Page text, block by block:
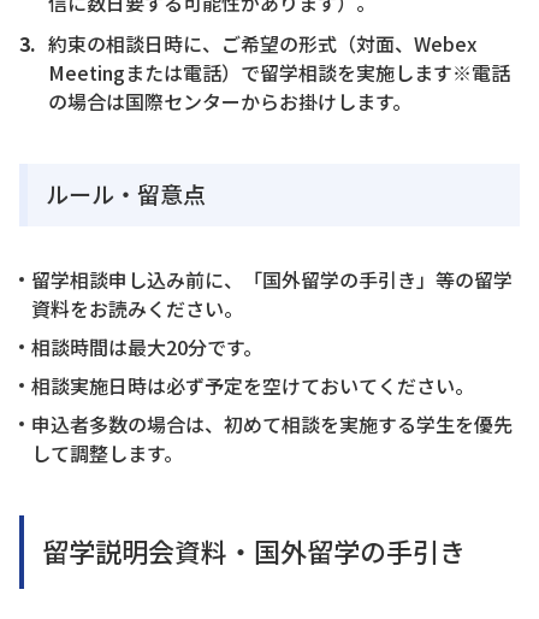
約束の相談日時に、ご希望の形式（対面、Webex
Meetingまたは電話）で留学相談を実施します※電話
の場合は国際センターからお掛けします。
ルール・留意点
留学相談申し込み前に、「国外留学の手引き」等の留学
資料をお読みください。
相談時間は最大20分です。
相談実施日時は必ず予定を空けておいてください。
申込者多数の場合は、初めて相談を実施する学生を優先
して調整します。
留学説明会資料・国外留学の手引き